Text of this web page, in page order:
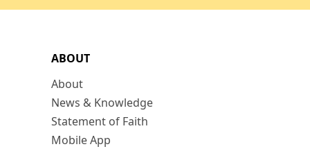
ABOUT
About
News & Knowledge
Statement of Faith
Mobile App